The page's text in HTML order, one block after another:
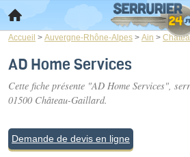
Accueil > Auvergne-Rhône-Alpes > Ain >
AD Home Services
Cette fiche présente "AD Home Services",
01500 Château-Gaillard.
Demande de devis en ligne